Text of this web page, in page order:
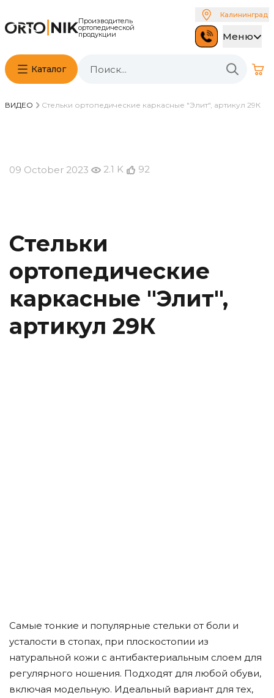
Производитель
ортопедической
продукции
Калининград
Меню
Каталог
ВИДЕО Стельки ортопедические каркасные "Элит", артикул 29К
09 October 2023 2.1 K 92
Стельки
ортопедические
каркасные "Элит",
артикул 29К
Самые тонкие и популярные стельки от боли и
усталости в стопах, при плоскостопии из
натуральной кожи с антибактериальным слоем для
регулярного ношения. Подходят для любой обуви,
включая модельную. Идеальный вариант для тех,